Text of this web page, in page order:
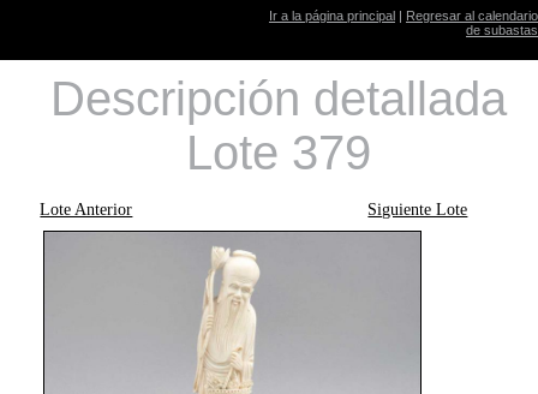
Ir a la página principal | Regresar al calendario
de subastas
Descripción detallada
Lote 379
Lote Anterior Siguiente Lote